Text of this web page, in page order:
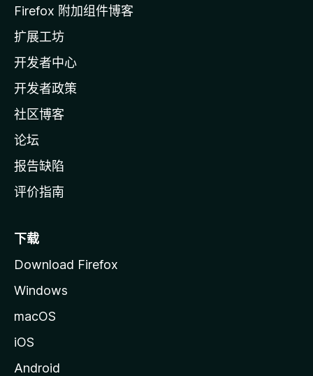
l
a
主
页
Firefox 附加组件博客
扩展工坊
开发者中心
开发者政策
社区博客
论坛
报告缺陷
评价指南
下载
Download Firefox
Windows
macOS
iOS
Android